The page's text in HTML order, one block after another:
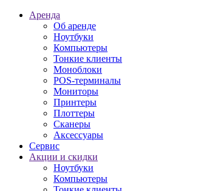
Аренда
Об аренде
Ноутбуки
Компьютеры
Тонкие клиенты
Моноблоки
POS-терминалы
Мониторы
Принтеры
Плоттеры
Сканеры
Аксессуары
Сервис
Акции и скидки
Ноутбуки
Компьютеры